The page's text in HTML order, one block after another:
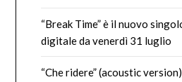
“Break Time” è il nuovo
digitale da venerdì 31 luglio
“Che ridere” (acoustic